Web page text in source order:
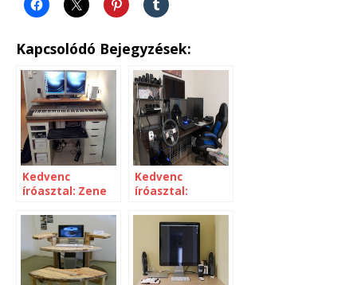
Kapcsolódó Bejegyzések:
Kedvenc
íróasztal: Zene
Kedvenc
íróasztal:
munka a gép